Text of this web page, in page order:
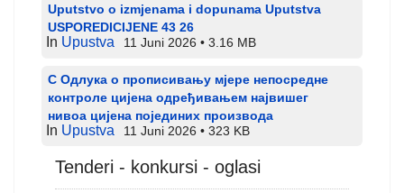
Uputstvo o izmjenama i dopunama Uputstva
USPOREDICIJENE 43 26
In Upustva 11 Juni 2026 3.16 MB
С Одлука о прописивању мјере непосредне
контроле цијена одређивањем највишег
нивоа цијена појединих производа
In Upustva 11 Juni 2026 323 KB
Tenderi - konkursi - oglasi